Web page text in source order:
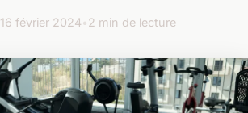
16 février 2024•2 min de lecture